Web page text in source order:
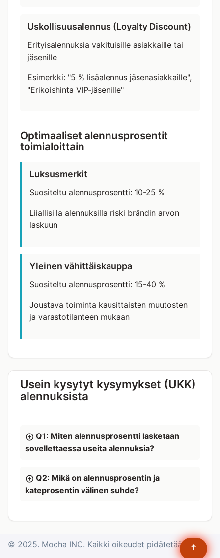
Uskollisuusalennus (Loyalty Discount)
Erityisalennuksia vakituisille asiakkaille tai
jäsenille
Esimerkki: "5 % lisäalennus jäsenasiakkaille",
"Erikoishinta VIP-jäsenille"
Optimaaliset alennusprosentit
toimialoittain
Luksusmerkit
Suositeltu alennusprosentti: 10-25 %
Liiallisilla alennuksilla riski brändin arvon
laskuun
Yleinen vähittäiskauppa
Suositeltu alennusprosentti: 15-40 %
Joustava toiminta kausittaisten muutosten
ja varastotilanteen mukaan
Usein kysytyt kysymykset (UKK)
alennuksista
Q1: Miten alennusprosentti lasketaan
sovellettaessa useita alennuksia?
Q2: Mikä on alennusprosentin ja
kateprosentin välinen suhde?
© 2025. Mocha INC. Kaikki oikeudet pidätetään.
↑